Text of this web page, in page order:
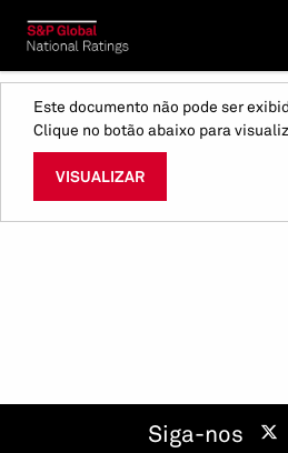
Este documento não pode ser
Clique no botão abaixo para
VISUALIZAR
Siga-nos